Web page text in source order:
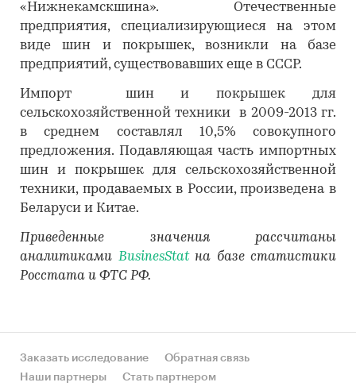
«Нижнекамскшина». Отечественные
предприятия, специализирующиеся на этом
виде шин и покрышек, возникли на базе
предприятий, существовавших еще в СССР.
Импорт шин и покрышек для
сельскохозяйственной техники в 2009-2013 гг.
в среднем составлял 10,5% совокупного
предложения. Подавляющая часть импортных
шин и покрышек для сельскохозяйственной
техники, продаваемых в России, произведена в
Беларуси и Китае.
Приведенные значения рассчитаны
аналитиками BusinesStatна базе статистики
Росстата и ФТС РФ.
Заказать исследование
Обратная связь
Наши партнеры
Стать партнером